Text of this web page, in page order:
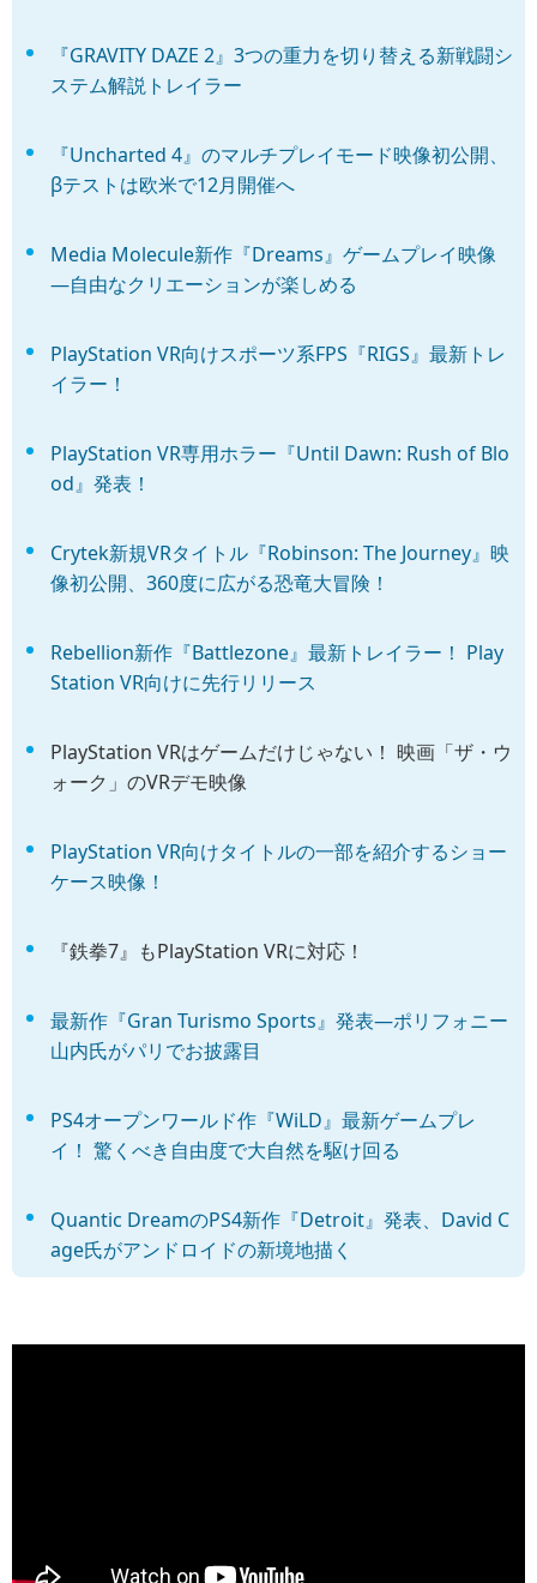
『GRAVITY DAZE 2』3つの重力を切り替える新戦闘シ
ステム解説トレイラー
『Uncharted 4』のマルチプレイモード映像初公開、
βテストは欧米で12月開催へ
Media Molecule新作『Dreams』ゲームプレイ映像
―自由なクリエーションが楽しめる
PlayStation VR向けスポーツ系FPS『RIGS』最新トレ
イラー！
PlayStation VR専用ホラー『Until Dawn: Rush of Blo
od』発表！
Crytek新規VRタイトル『Robinson: The Journey』映
像初公開、360度に広がる恐竜大冒険！
Rebellion新作『Battlezone』最新トレイラー！ Play
Station VR向けに先行リリース
PlayStation VRはゲームだけじゃない！ 映画「ザ・ウ
ォーク」のVRデモ映像
PlayStation VR向けタイトルの一部を紹介するショー
ケース映像！
『鉄拳7』もPlayStation VRに対応！
最新作『Gran Turismo Sports』発表―ポリフォニー
山内氏がパリでお披露目
PS4オープンワールド作『WiLD』最新ゲームプレ
イ！ 驚くべき自由度で大自然を駆け回る
Quantic DreamのPS4新作『Detroit』発表、David C
age氏がアンドロイドの新境地描く